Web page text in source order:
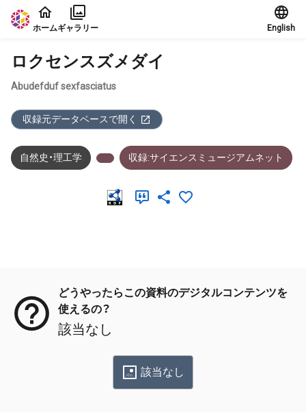
本文に飛ぶ
ホームギャラリー English
ロクセンスズメダイ
Abudefduf sexfasciatus
収録元データベースで開く
自然史・理工学 収録:サイエンスミュージアムネット
どうやったらこの資料のデジタルコンテンツを
使えるの？
該当なし
該当なし